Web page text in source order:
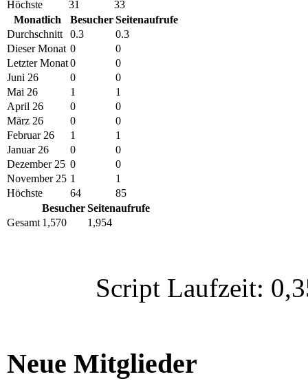
Höchste 31
33
Monatlich
BesucherSeitenaufrufe
Durchschnitt
0.3
0.3
Dieser Monat 0
0
Letzter Monat0
0
Juni 26
0
0
Mai 26
1
1
April 26
0
0
März 26
0
0
Februar 26
1
1
Januar 26
0
0
Dezember 25 0
0
November 25 1
1
Höchste
64
85
BesucherSeitenaufrufe
Gesamt 1,570 1,954
Script Laufzeit:
Neue Mitglieder